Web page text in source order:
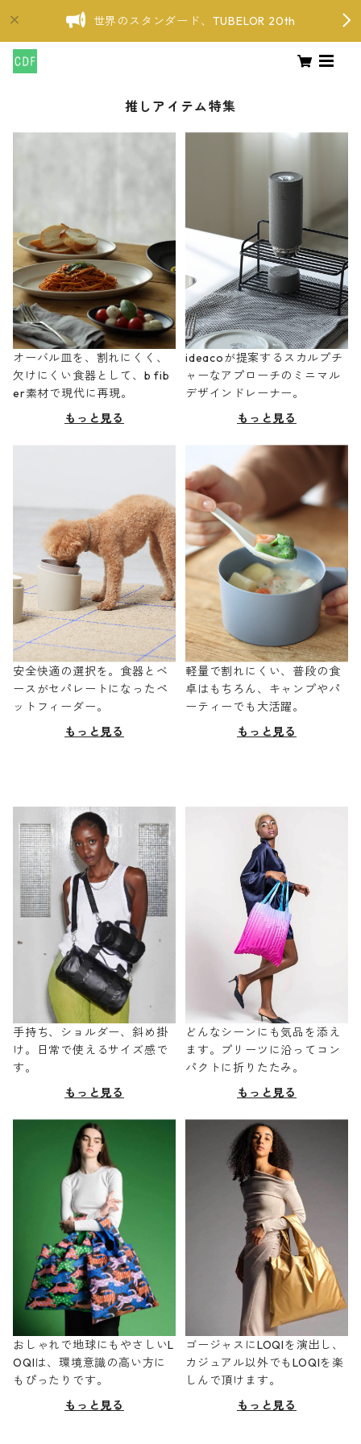
世界のスタンダード、TUBELOR 20th
推しアイテム特集
オーバル皿を、割れにくく、
欠けにくい食器として、b fib
er素材で現代に再現。
もっと見る
ideacoが提案するスカルプチ
ャーなアプローチのミニマル
デザインドレーナー。
もっと見る
安全快適の選択を。食器とベ
ースがセパレートになったペ
ットフィーダー。
もっと見る
軽量で割れにくい、普段の食
卓はもちろん、キャンプやパ
ーティーでも大活躍。
もっと見る
手持ち、ショルダー、斜め掛
け。日常で使えるサイズ感で
す。
もっと見る
どんなシーンにも気品を添え
ます。プリーツに沿ってコン
パクトに折りたたみ。
もっと見る
おしゃれで地球にもやさしいL
OQIは、環境意識の高い方に
もぴったりです。
もっと見る
ゴージャスにLOQIを演出し、
カジュアル以外でもLOQIを楽
しんで頂けます。
もっと見る